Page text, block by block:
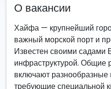
О вакансии
Хайфа — крупнейший
важный морской порт и
Известен своими садами
инфраструктурой. Общие
включают разнообразные
требующие специальной